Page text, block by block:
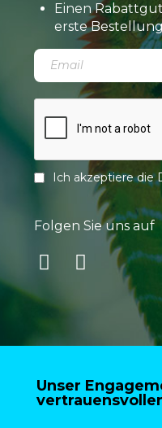
Einen
erste
Ich akzeptiere die
Folgen Sie uns auf
Unser